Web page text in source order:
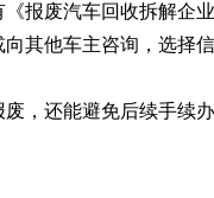
报废汽车回收拆解企
其他车主咨询，选择
，还能避免后续手续办